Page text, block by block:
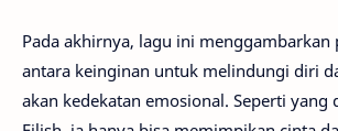
Pada akhirnya, lagu ini menggambarkan
antara keinginan untuk melindungi diri
akan kedekatan emosional. Seperti yang